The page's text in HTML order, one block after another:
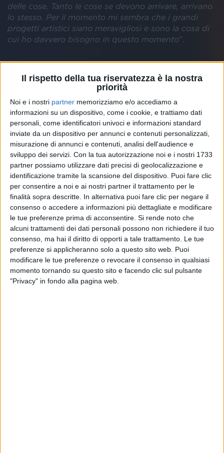
Il rispetto della tua riservatezza è la nostra
priorità
Noi e i nostri partner memorizziamo e/o accediamo a
informazioni su un dispositivo, come i cookie, e trattiamo dati
personali, come identificatori univoci e informazioni standard
inviate da un dispositivo per annunci e contenuti personalizzati,
misurazione di annunci e contenuti, analisi dell'audience e
sviluppo dei servizi. Con la tua autorizzazione noi e i nostri 1733
partner possiamo utilizzare dati precisi di geolocalizzazione e
identificazione tramite la scansione del dispositivo. Puoi fare clic
per consentire a noi e ai nostri partner il trattamento per le
finalità sopra descritte. In alternativa puoi fare clic per negare il
consenso o accedere a informazioni più dettagliate e modificare
le tue preferenze prima di acconsentire. Si rende noto che
alcuni trattamenti dei dati personali possono non richiedere il tuo
consenso, ma hai il diritto di opporti a tale trattamento. Le tue
preferenze si applicheranno solo a questo sito web. Puoi
modificare le tue preferenze o revocare il consenso in qualsiasi
momento tornando su questo sito e facendo clic sul pulsante
"Privacy" in fondo alla pagina web.
delle cose. Tanto le cose se devono arrivare, arrivano
lo stesso. Per il momento mi sembra che i grandi
progetti artistici siano meravigliosi e sono la cosa di
cui ho davvero bisogno in questo momento”.
#ATUPERTU CON EMMA (FORTUNA)
Dopo lamalattia , la cantante è tornata protagonista
della scena musicale con una sorta dimantra, “Più
gira male e più mi va bene”, che l'accompagna e
che è presente nel ritornello di “Fortuna”.